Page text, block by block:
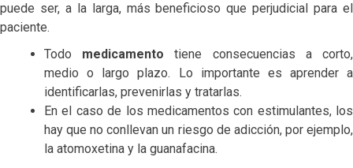
puede ser, a la larga, más beneficioso que perjudicial para el
paciente.
Todo medicamentotiene consecuencias a corto,
medio o largo plazo. Lo importante es aprender a
identificarlas, prevenirlas y tratarlas.
En el caso de los medicamentos con estimulantes, los
hay que no conllevan un riesgo de adicción, por ejemplo,
la atomoxetina y la guanafacina.